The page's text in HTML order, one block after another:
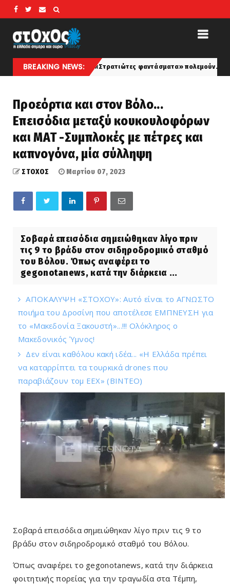
BREAKING NEWS:
μάχης… Οι «Στρατιώτες φαντάσματα» πολεμούν… koinonia
Προεόρτια και στον Βόλο...
Επεισόδια μεταξύ κουκουλοφόρων
και ΜΑΤ -Συμπλοκές με πέτρες και
καπνογόνα, μία σύλληψη
ΣΤΟΧΟΣ Μαρτίου 07, 2023
Σοβαρά επεισόδια σημειώθηκαν λίγο πριν
τις 9 το βράδυ στον σιδηροδρομικό σταθμό
του Βόλου. Όπως αναφέρει το
gegonotanews, κατά την διάρκεια ...
ΑΠΟΚΑΛΥΨΗ «ΣΤΟΧΟΥ»: Αυτό είναι το ΑΓΝΩΣΤΟ
ποιήμα του Δροσίνη που αποτέλεσε ΕΜΠΝΕΥΣΗ για
το «Μακεδονία Ξακουστή»...!!! Ολόκληρος ο
Μακεδονικός Ύμνος!
Δεν είναι καθόλου κακή ιδέα... «Η Ελλάδα πρέπει
να καταρρίπτει τα τουρκικά drones που
παραβιάζουν τομ ΕΕΧ» (ΒΙΝΤΕΟ)
Σοβαρά επεισόδια σημειώθηκαν λίγο πριν τις 9 το
βράδυ στον σιδηροδρομικό σταθμό του Βόλου.
Όπως αναφέρει το gegonotanews, κατά την διάρκεια
φοιτητικής πορείας για την τραγωδία στα Τέμπη,